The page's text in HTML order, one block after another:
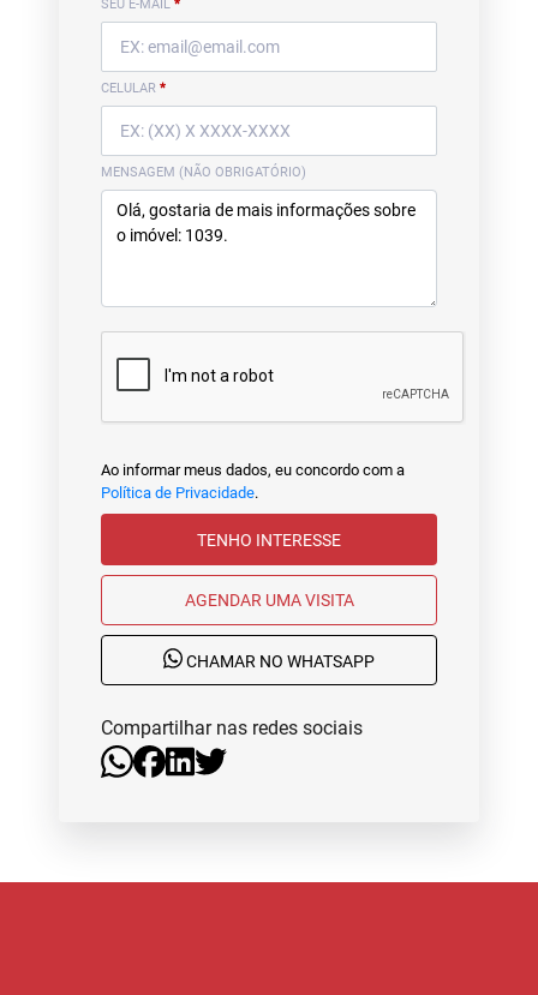
SEU E-MAIL *
CELULAR *
MENSAGEM (NÃO OBRIGATÓRIO)
Ao informar meus dados, eu concordo com a
Política de Privacidade.
TENHO INTERESSE
AGENDAR UMA VISITA
CHAMAR NO WHATSAPP
Compartilhar nas redes sociais